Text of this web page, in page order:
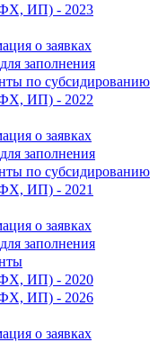
ИП) - 2023
о заявках
заполнения
по субсидированию
ИП) - 2022
о заявках
заполнения
по субсидированию
ИП) - 2021
о заявках
заполнения
ИП) - 2020
ИП) - 2026
о заявках